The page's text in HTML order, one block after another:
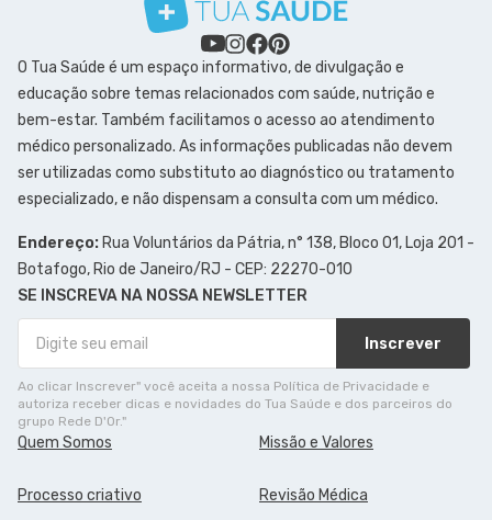
O Tua Saúde é um espaço informativo, de divulgação e
educação sobre temas relacionados com saúde, nutrição e
bem-estar. Também facilitamos o acesso ao atendimento
médico personalizado. As informações publicadas não devem
ser utilizadas como substituto ao diagnóstico ou tratamento
especializado, e não dispensam a consulta com um médico.
Endereço: Rua Voluntários da Pátria, n° 138, Bloco 01, Loja 201 -
Botafogo, Rio de Janeiro/RJ - CEP: 22270-010
SE INSCREVA NA NOSSA NEWSLETTER
Inscrever
Ao clicar Inscrever" você aceita a nossa Política de Privacidade e
autoriza receber dicas e novidades do Tua Saúde e dos parceiros do
grupo Rede D'Or."
Quem Somos Missão e Valores
Processo criativo Revisão Médica